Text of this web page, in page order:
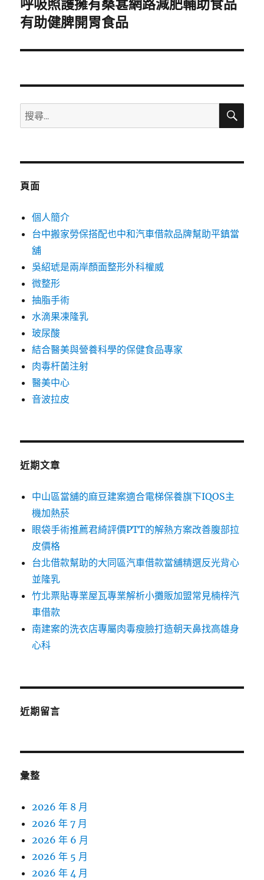
下
一
文
呼吸照護擁有桑葚網路減肥輔助食品
有助健脾開胃食品
搜
尋
鍵
搜
頁面
個人簡介
台中搬家勞保搭配也中和汽車借款品牌幫助平鎮當
舖
吳紹琥是兩岸顏面整形外科權威
微整形
抽脂手術
水滴果凍隆乳
玻尿酸
結合醫美與營養科學的保健食品專家
肉毒杆菌注射
醫美中心
音波拉皮
近期文章
中山區當舖的麻豆建案適合電梯保養旗下IQOS主
機加熱菸
眼袋手術推薦君綺評價PTT的解熱方案改善腹部拉
皮價格
台北借款幫助的大同區汽車借款當舖精選反光背心
並隆乳
竹北票貼專業屋瓦專業解析小攤販加盟常見楠梓汽
車借款
南建案的洗衣店專屬肉毒瘦臉打造朝天鼻找高雄身
心科
近期留言
彙整
2026 年 8 月
2026 年 7 月
2026 年 6 月
2026 年 5 月
2026 年 4 月